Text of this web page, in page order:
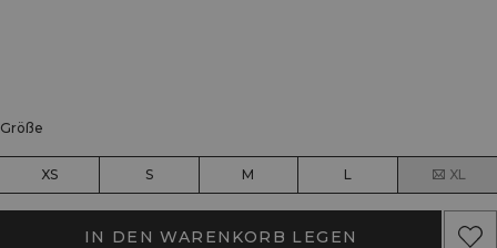
Größe
XS S M L XL
IN DEN WARENKORB LEGEN